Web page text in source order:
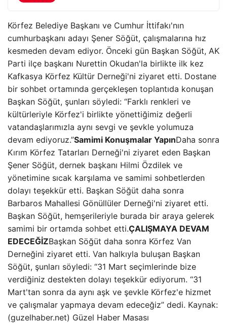
Körfez Belediye Başkanı ve Cumhur İttifakı'nın
cumhurbaşkanı adayı Şener Söğüt, çalışmalarına hız
kesmeden devam ediyor. Önceki gün Başkan Söğüt, AK
Parti ilçe başkanı Nurettin Okudan'la birlikte ilk kez
Kafkasya Körfez Kültür Derneği'ni ziyaret etti. Dostane
bir sohbet ortamında gerçekleşen toplantıda konuşan
Başkan Söğüt, şunları söyledi: “Farklı renkleri ve
kültürleriyle Körfez'i birlikte yönettiğimiz değerli
vatandaşlarımızla aynı sevgi ve şevkle yolumuza
devam ediyoruz.”Samimi Konuşmalar YapınDaha sonra
Kırım Körfez Tatarları Derneği'ni ziyaret eden Başkan
Şener Söğüt, dernek başkanı Hilmi Özdilek ve
yönetimine sıcak karşılama ve samimi sohbetlerden
dolayı teşekkür etti. Başkan Söğüt daha sonra
Barbaros Mahallesi Gönüllüler Derneği'ni ziyaret etti.
Başkan Söğüt, hemşerileriyle burada bir araya gelerek
samimi bir ortamda sohbet etti.ÇALIŞMAYA DEVAM
EDECEĞİZBaşkan Söğüt daha sonra Körfez Van
Derneğini ziyaret etti. Van halkıyla buluşan Başkan
Söğüt, şunları söyledi: “31 Mart seçimlerinde bize
verdiğiniz destekten dolayı teşekkür ediyorum. “31
Mart'tan sonra da aynı aşk ve şevkle Körfez'e hizmet
ve çalışmalar yapmaya devam edeceğiz” dedi. Kaynak:
(guzelhaber.net) Güzel Haber Masası